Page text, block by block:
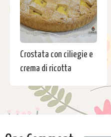
Crostata con ciliegie e
crema di ricotta